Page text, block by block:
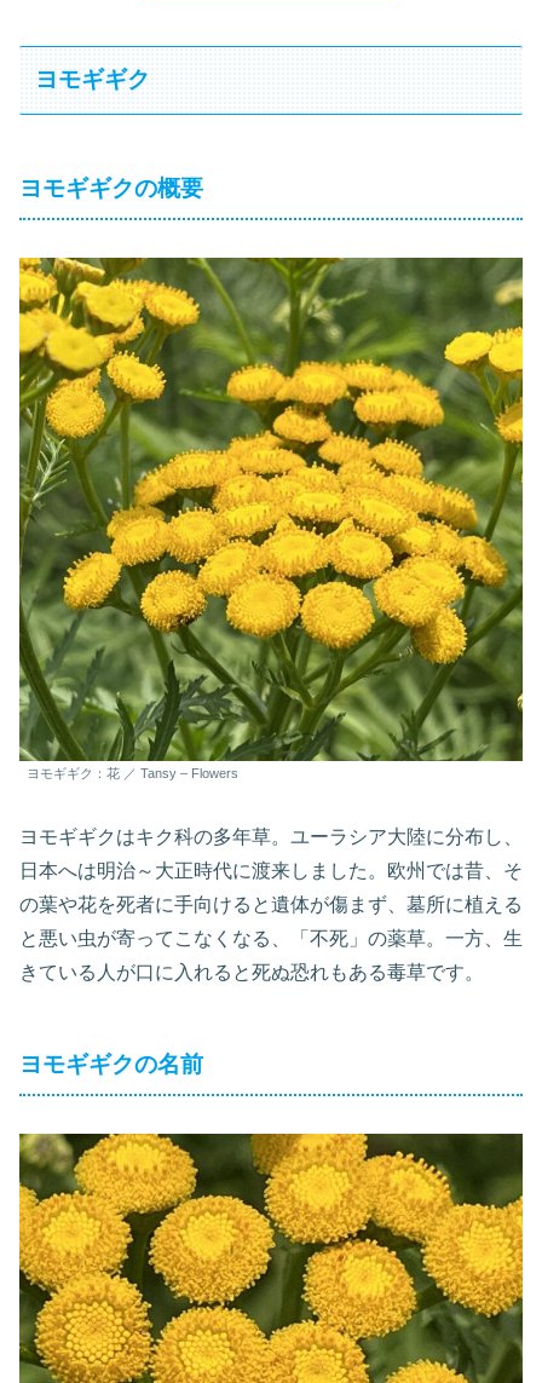
ヨモギギク
ヨモギギクの概要
ヨモギギク：花 ／ Tansy – Flowers
ヨモギギクはキク科の多年草。ユーラシア大陸に分布し、
日本へは明治～大正時代に渡来しました。欧州では昔、そ
の葉や花を死者に手向けると遺体が傷まず、墓所に植える
と悪い虫が寄ってこなくなる、「不死」の薬草。一方、生
きている人が口に入れると死ぬ恐れもある毒草です。
ヨモギギクの名前